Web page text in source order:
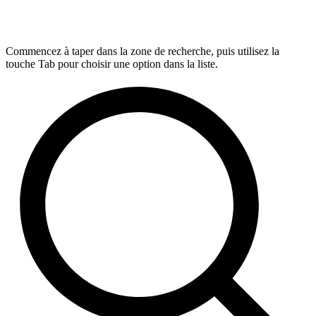
Commencez à taper dans la zone de recherche, puis utilisez la
touche Tab pour choisir une option dans la liste.